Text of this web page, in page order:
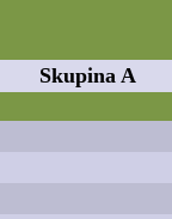
Skupina A